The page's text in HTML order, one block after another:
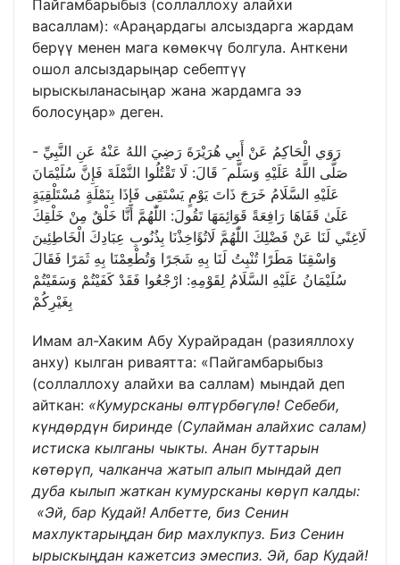
Пайгамбарыбыз (соллаллоху алайхи
васаллам): «Араңардагы алсыздарга жардам
берүү менен мага көмөкчү болгула. Анткени
ошол алсыздарыңар себептүү
ырыскыланасыңар жана жардамга ээ
болосуңар» деген.
رَوَي الْحَاكِمُ عَنْ أَبِي هُرَيْرَةَ رَضِيَ اللهُ عَنْهُ عَنِ النَّبِيِّ -
صَلَّى اللَّهُ عَلَيْهِ وَسَلَّم َ قَالَ: لَا تَقْتُلُوا النَّمْلَةَ فَإِنَّ سُلَيْمَانَ
عَلَيْهِ السَّلَامُ خَرَجَ ذَاتَ يَوْمٍ يَسْتَقِى فَإِذَا بِنَمْلَةٍ مُسْتَلْقِيَةٍ
عَلَىٰ قَفَاهَا رَافِعَةً قَوَائِمَهَا تَقُولَ: اللّٰهُمَّ أَنَّا خَلْقٌ مِنْ خَلْقِكَ
لَاغِنًي لَنَا عَنْ فَضْلِكَ اللّٰهُمَّ لَاتُؤَاخِذْنَا بِذُنُوبِ عِبَادِكَ الْخَاطِئِينَ
وَاسْقِنَا مَطَرًا تُنْبِتُ لَنَا بِهِ شَجَرًا وَتُطْعِمْنَا بِهِ ثَمَرًا فَقَالَ
سُلَيْمَانُ عَلَيْهِ السَّلَامُ لِقَوْمِهِ: ارْجْعُوا فَقَدْ كَفَيْتُمْ وَسَقَيْتُمْ
بِغَيْرِكُمْ
Имам ал-Хаким Абу Хурайрадан (разияллоху
анху) кылган риваятта: «Пайгамбарыбыз
(соллаллоху алайхи ва саллам) мындай деп
айткан: «Кумурсканы өлтүрбөгүлө! Себеби,
күндөрдүн биринде (Сулайман алайхис салам)
истиска кылганы чыкты. Анан буттарын
көтөрүп, чалканча жатып алып мындай деп
дуба кылып жаткан кумурсканы көрүп калды:
«Эй, бар Кудай! Албетте, биз Сенин
махлуктарыңдан бир махлукпуз. Биз Сенин
ырыскыңдан кажетсиз эмеспиз. Эй, бар Кудай!